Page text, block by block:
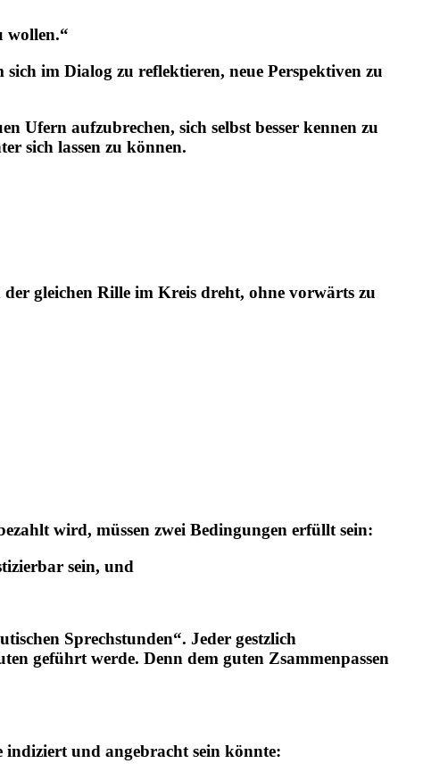
wollen.“
im Dialog zu reflektieren, neue Perspektiven zu
Ufern aufzubrechen, sich selbst besser kennen zu
sich lassen zu können.
der gleichen Rille im Kreis dreht, ohne vorwärts zu
wird, müssen zwei Bedingungen erfüllt sein:
sein, und
Sprechstunden“. Jeder gestzlich
geführt werde. Denn dem guten Zsammenpassen
indiziert und angebracht sein könnte: